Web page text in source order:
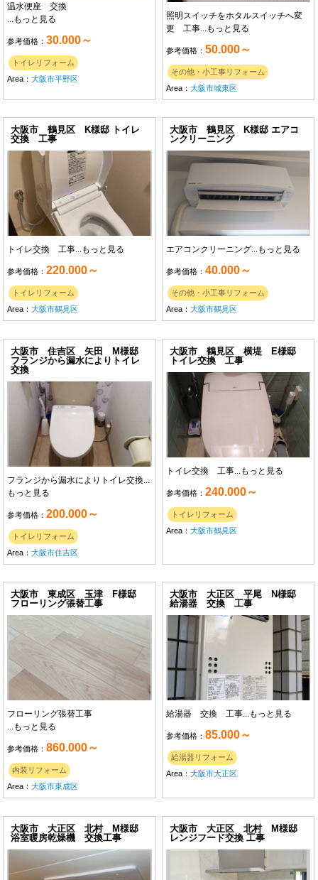
温水便座 交換
もっと見る
参考価格：30.000～
トイレリフォーム
Area：大阪市平野区
照明スイッチをホタルスイッチへ変
更 工事...
もっと見る
参考価格：50.000～
その他・小工事リフォーム
Area：大阪市城東区
大阪市 鶴見区 K様邸 トイレ
交換 工事
トイレ交換 工事...もっと見る
参考価格：220.000～
トイレリフォーム
Area：大阪市鶴見区
大阪市 鶴見区 K様邸 エアコ
ンクリーニング
エアコンクリーニング...もっと見る
参考価格：40.000～
その他・小工事リフォーム
Area：大阪市鶴見区
大阪市 住吉区 矢田 M様邸
フランジから漏水によりトイレ
交換
フランジから漏水によりトイレ交換...
もっと見る
参考価格：200.000～
トイレリフォーム
Area：大阪市住吉区
大阪市 鶴見区 横堤 E様邸
トイレ交換 工事
トイレ交換 工事... もっと見る
参考価格：240.000～
トイレリフォーム
Area：大阪市鶴見区
大阪市 東成区 玉津 F様邸
フローリング張替工事
フローリング張替工事
...もっと見る
参考価格：860.000～
内装リフォーム
Area：大阪市東成区
大阪市 大正区 平尾 N様邸
給湯器 交換 工事
給湯器 交換 工事...もっと見る
参考価格：85.000～
給湯器リフォーム
Area：大阪市大正区
大阪市 大正区 北村 M様邸
浴室暖房乾燥機 交換工事
大阪市 大正区 北村 M様邸
レンジフード交換 工事